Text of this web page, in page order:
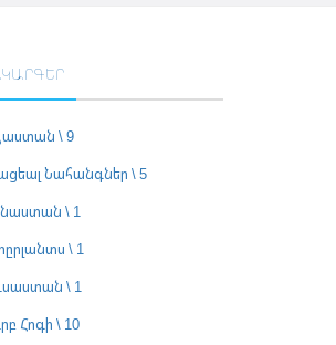
\ 9
Նահանգներ \ 5
\ 1
\ 1
\ 1
Հոգի \ 10